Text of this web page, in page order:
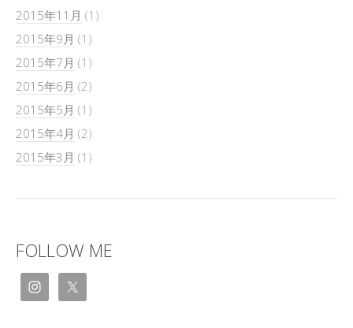
2015年11月 (1)
2015年9月 (1)
2015年7月 (1)
2015年6月 (2)
2015年5月 (1)
2015年4月 (2)
2015年3月 (1)
FOLLOW ME